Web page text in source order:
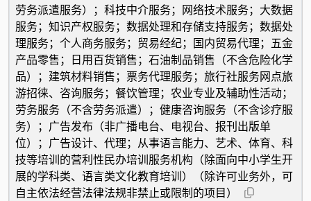
劳务派遣服务）；科技中介服务；网络技术服务；大数据
服务；知识产权服务；数据处理和存储支持服务；数据处
理服务；个人商务服务；贸易经纪；国内贸易代理；五金
产品零售；日用百货销售；石油制品销售（不含危险化学
品）；建筑材料销售；票务代理服务；旅行社服务网点旅
游招徕、咨询服务；餐饮管理；农业专业及辅助性活动；
劳务服务（不含劳务派遣）；健康咨询服务（不含诊疗服
务）；广告发布（非广播电台、电视台、报刊出版单
位）；广告设计、代理；从事语言能力、艺术、体育、科
技等培训的营利性民办培训服务机构（除面向中小学生开
展的学科类、语言类文化教育培训）（除许可业务外，可
自主依法经营法律法规非禁止或限制的项目）